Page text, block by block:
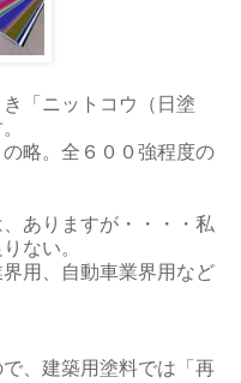
「ニットコウ（日塗
略。全６００強程度の
ありますが・・・・私
ない。
用、自動車業界用など
、建築用塗料では「再